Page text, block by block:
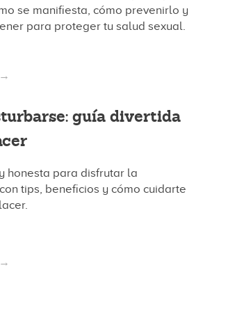
se manifiesta, cómo prevenirlo y
para proteger tu salud sexual.
guía divertida
honesta para disfrutar la
tips, beneficios y cómo cuidarte